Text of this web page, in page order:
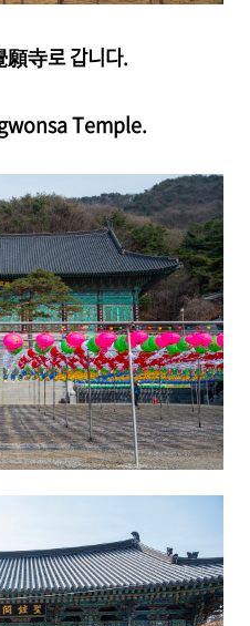
願寺로 갑니다.
Temple.